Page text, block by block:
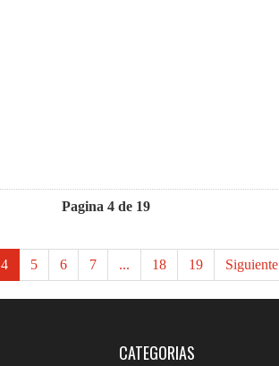
Pagina 4 de 19
4 5 6 7 ... 18 19 Siguiente
CATEGORIAS